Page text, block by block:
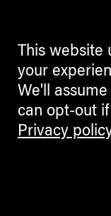
This website
your
We'll
can opt-out
Privacy